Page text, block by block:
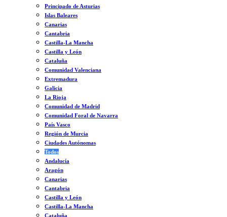
Principado de Asturias
Islas Baleares
Canarias
Cantabria
Castilla-La Mancha
Castilla y León
Cataluña
Comunidad Valenciana
Extremadura
Galicia
La Rioja
Comunidad de Madrid
Comunidad Foral de Navarra
País Vasco
Región de Murcia
Ciudades Autónomas
Todos
Andalucía
Aragón
Canarias
Cantabria
Castilla y León
Castilla-La Mancha
Cataluña